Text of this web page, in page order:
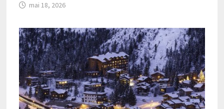
mai 18, 2026